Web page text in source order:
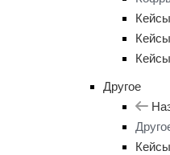
Другое